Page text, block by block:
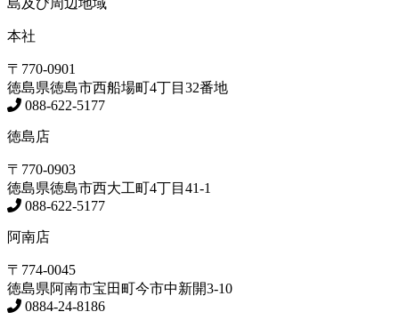
本社
〒770-0901
徳島県徳島市西船場町4丁目32番地
088-622-5177
徳島店
〒770-0903
徳島県徳島市西大工町4丁目41-1
088-622-5177
阿南店
〒774-0045
徳島県阿南市宝田町今市中新開3-10
0884-24-8186